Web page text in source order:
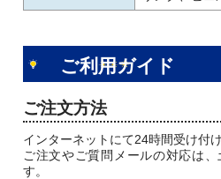
ご利用ガイド
ご注文方法
インターネットにて24時間受け付
ご注文やご質問メールの対応は
す。